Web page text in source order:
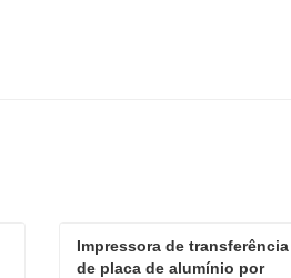
Impressora de
de placa de alumínio por